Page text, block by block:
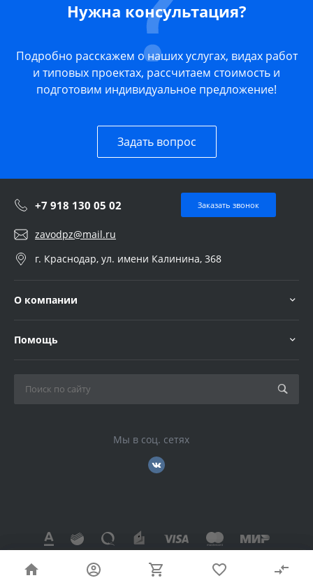
Нужна консультация?
Подробно расскажем о наших услугах, видах работ
и типовых проектах, рассчитаем стоимость и
подготовим индивидуальное предложение!
Задать вопрос
+7 918 130 05 02 Заказать звонок
zavodpz@mail.ru
г. Краснодар, ул. имени Калинина, 368
О компании
Помощь
Мы в соц. сетях
© 2026 , Все права защищены